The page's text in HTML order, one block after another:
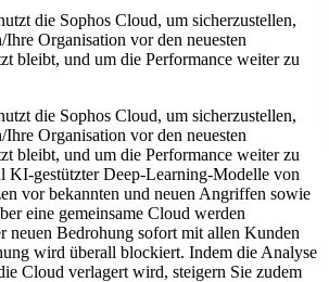
die Sophos Cloud, um sicherzustellen,
Organisation vor den neuesten
bleibt, und um die Performance weiter zu
die Sophos Cloud, um sicherzustellen,
Organisation vor den neuesten
bleibt, und um die Performance weiter zu
KI-gestützter Deep-Learning-Modelle von
vor bekannten und neuen Angriffen sowie
eine gemeinsame Cloud werden
neuen Bedrohung sofort mit allen Kunden
wird überall blockiert. Indem die Analyse
Cloud verlagert wird, steigern Sie zudem